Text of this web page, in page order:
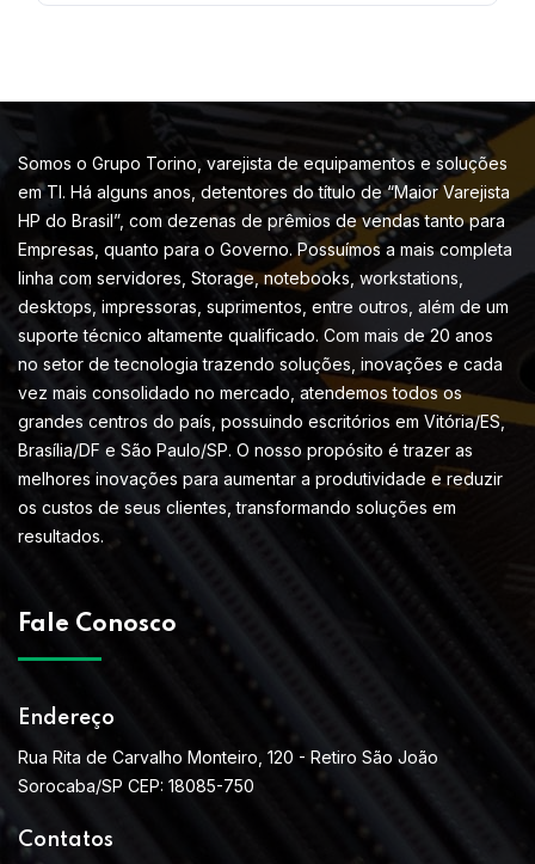
Somos o Grupo Torino, varejista de equipamentos e soluções
em TI. Há alguns anos, detentores do título de “Maior Varejista
HP do Brasil”, com dezenas de prêmios de vendas tanto para
Empresas, quanto para o Governo. Possuímos a mais completa
linha com servidores, Storage, notebooks, workstations,
desktops, impressoras, suprimentos, entre outros, além de um
suporte técnico altamente qualificado. Com mais de 20 anos
no setor de tecnologia trazendo soluções, inovações e cada
vez mais consolidado no mercado, atendemos todos os
grandes centros do país, possuindo escritórios em Vitória/ES,
Brasília/DF e São Paulo/SP. O nosso propósito é trazer as
melhores inovações para aumentar a produtividade e reduzir
os custos de seus clientes, transformando soluções em
resultados.
Fale Conosco
Endereço
Rua Rita de Carvalho Monteiro, 120 - Retiro São João
Sorocaba/SP CEP: 18085-750
Contatos